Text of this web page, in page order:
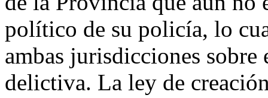
político de su policía, lo
ambas jurisdicciones
delictiva. La ley de